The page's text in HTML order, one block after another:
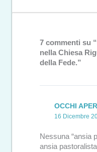
7 commenti su
nella Chiesa
della Fede.”
OCCHI
16 Dicembre
Nessuna “ansia
ansia